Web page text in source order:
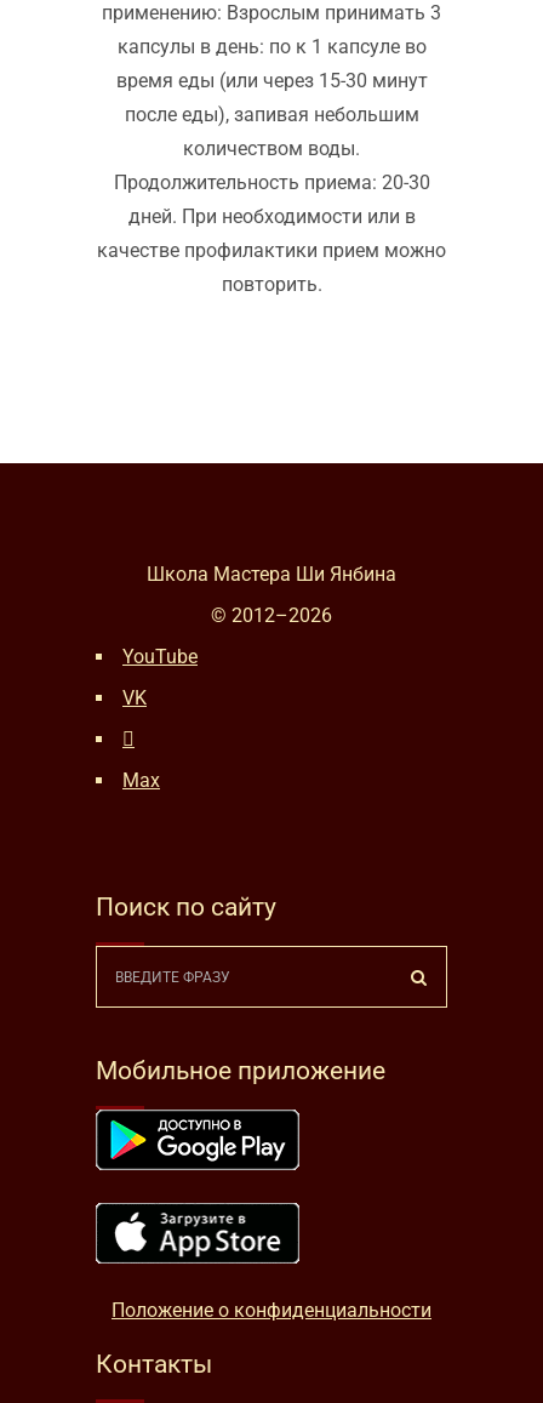
применению: Взрослым принимать 3
капсулы в день: по к 1 капсуле во
время еды (или через 15-30 минут
после еды), запивая небольшим
количеством воды.
Продолжительность приема: 20-30
дней. При необходимости или в
качестве профилактики прием можно
повторить.
Школа Мастера Ши Янбина
© 2012–2026
YouTube
VK
Max
Поиск по сайту
Мобильное приложение
Положение о конфиденциальности
Контакты